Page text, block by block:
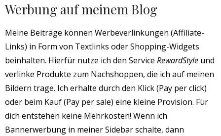
Werbung auf meinem Blog
Meine Beiträge können Werbeverlinkungen (Affiliate-
Links) in Form von Textlinks oder Shopping-Widgets
beinhalten. Hierfür nutze ich den Service RewardStyle und
verlinke Produkte zum Nachshoppen, die ich auf meinen
Bildern trage. Ich erhalte durch den Klick (Pay per click)
oder beim Kauf (Pay per sale) eine kleine Provision. Für
dich entstehen keine Mehrkosten! Wenn ich
Bannerwerbung in meiner Sidebar schalte, dann